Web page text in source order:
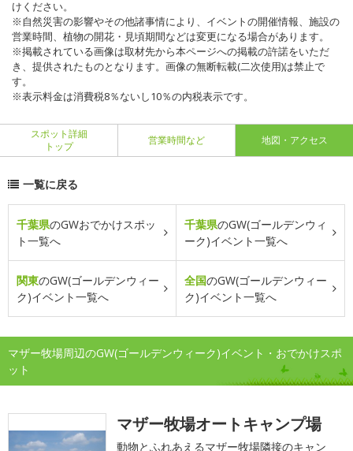
けください。
※自然災害の影響やその他諸事情により、イベントの開催情報、施設の
営業時間、植物の開花・見頃期間などは変更になる場合があります。
※掲載されている画像は取材先から本ページへの掲載の許諾をいただ
き、提供されたものとなります。画像の無断転載(二次使用)は禁止で
す。
※表示料金は消費税8％ないし10％の内税表示です。
スポット詳細
トップ
営業時間など 地図・アクセス
一覧に戻る
千葉県のGWおでかけスポッ
ト一覧へ
千葉県のGW(ゴールデンウィ
ーク)イベント一覧へ
関東のGW(ゴールデンウィー
ク)イベント一覧へ
全国のGW(ゴールデンウィー
ク)イベント一覧へ
マザー牧場周辺のGW(ゴールデンウィーク)イベント・おでかけスポ
ット
マザー牧場オートキャンプ場
動物とふれあえるマザー牧場隣接のキャン